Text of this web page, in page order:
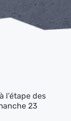
l’étape des
23